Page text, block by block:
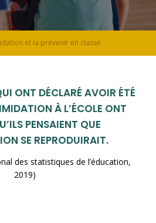
et la prévenir en classe
ONT DÉCLARÉ AVOIR ÉTÉ
À L’ÉCOLE ONT
PENSAIENT QUE
SE REPRODUIRAIT.
des statistiques de l’éducation,
2019)